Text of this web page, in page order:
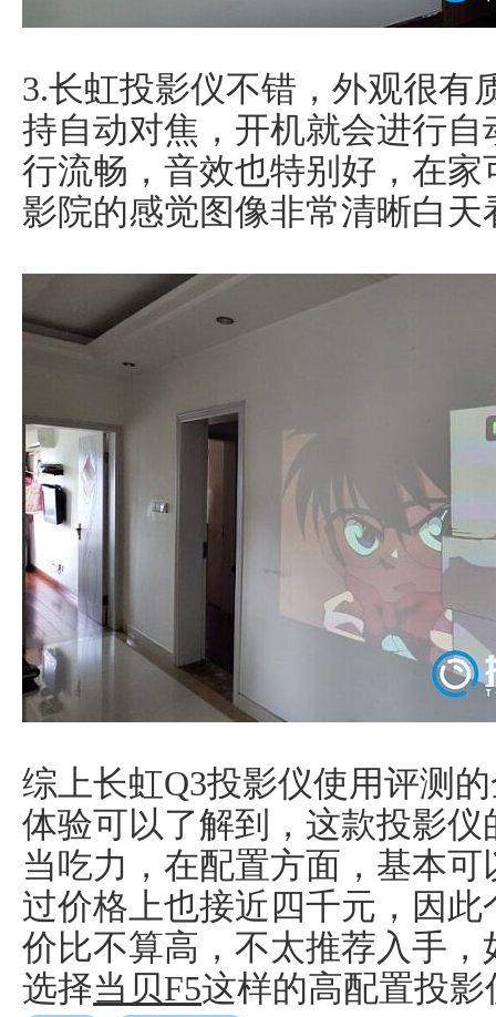
3.长虹投影仪不错，外观很有
持自动对焦，开机就会进行
行流畅，音效也特别好，在
影院的感觉图像非常清晰白天
综上长虹Q3投影仪使用评测
体验可以了解到，这款投影
当吃力，在配置方面，基本
过价格上也接近四千元，因
价比不算高，不太推荐入手
选择当贝F5这样的高配置投影